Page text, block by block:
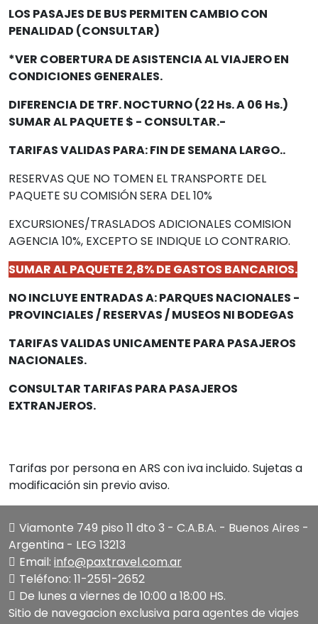
LOS PASAJES DE BUS PERMITEN CAMBIO CON
PENALIDAD (CONSULTAR)
*VER COBERTURA DE ASISTENCIA AL VIAJERO EN
CONDICIONES GENERALES.
DIFERENCIA DE TRF. NOCTURNO (22 Hs. A 06 Hs.)
SUMAR AL PAQUETE $ - CONSULTAR.-
TARIFAS VALIDAS PARA: FIN DE SEMANA LARGO..
RESERVAS QUE NO TOMEN EL TRANSPORTE DEL
PAQUETE SU COMISIÓN SERA DEL 10%
EXCURSIONES/TRASLADOS ADICIONALES COMISION
AGENCIA 10%, EXCEPTO SE INDIQUE LO CONTRARIO.
SUMAR AL PAQUETE 2,8% DE GASTOS BANCARIOS.
NO INCLUYE ENTRADAS A: PARQUES NACIONALES -
PROVINCIALES / RESERVAS / MUSEOS NI BODEGAS
TARIFAS VALIDAS UNICAMENTE PARA PASAJEROS
NACIONALES.
CONSULTAR TARIFAS PARA PASAJEROS
EXTRANJEROS.
Tarifas por persona en ARS con iva incluido. Sujetas a
modificación sin previo aviso.
Viamonte 749 piso 11 dto 3 - C.A.B.A. - Buenos Aires -
Argentina - LEG 13213
Email: info@paxtravel.com.ar
Teléfono: 11-2551-2652
De lunes a viernes de 10:00 a 18:00 HS.
Sitio de navegacion exclusiva para agentes de viajes